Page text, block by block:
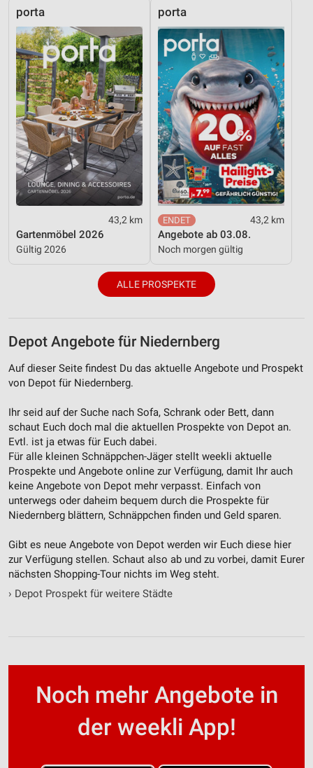
porta
43,2 km
Gartenmöbel 2026
Gültig 2026
porta
43,2 km
Angebote ab 03.08.
Noch morgen gültig
ALLE PROSPEKTE
Depot Angebote für Niedernberg
Auf dieser Seite findest Du das aktuelle Angebote und Prospekt
von Depot für Niedernberg.
Ihr seid auf der Suche nach Sofa, Schrank oder Bett, dann
schaut Euch doch mal die aktuellen Prospekte von Depot an.
Evtl. ist ja etwas für Euch dabei.
Für alle kleinen Schnäppchen-Jäger stellt weekli aktuelle
Prospekte und Angebote online zur Verfügung, damit Ihr auch
keine Angebote von Depot mehr verpasst. Einfach von
unterwegs oder daheim bequem durch die Prospekte für
Niedernberg blättern, Schnäppchen finden und Geld sparen.
Gibt es neue Angebote von Depot werden wir Euch diese hier
zur Verfügung stellen. Schaut also ab und zu vorbei, damit Eurer
nächsten Shopping-Tour nichts im Weg steht.
› Depot Prospekt für weitere Städte
Noch mehr Angebote in
der weekli App!